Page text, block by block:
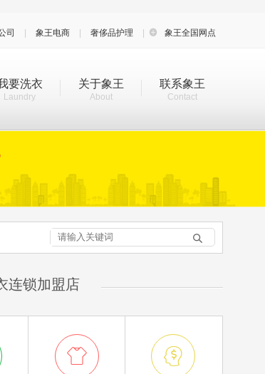
司 象王电商 奢侈品护理  象王全国网点
要洗衣
Laundry
关于象王
About
联系象王
Contact

连锁加盟店
 